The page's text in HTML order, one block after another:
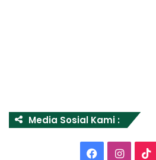
Media Sosial Kami :
Facebook